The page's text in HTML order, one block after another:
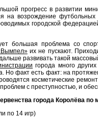
прогресс в развитии
на возрождение
городской
большая проблема со
их не пускают.
развивать такой
города много
Но факт есть факт: на
косметические
с преступностью, и
города Королёва по
по 14 игр)